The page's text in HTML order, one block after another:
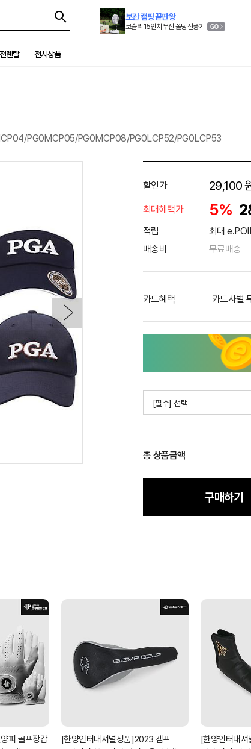
보관 캠핑 끝판왕
코슬리 15인치 무선 폴딩 선풍기
렌탈 전시상품
PG0MCP05/PG0MCP08/PG0LCP52/PG0LCP53
할인가 29,100
최대혜택가
5%
적립 최대
배송비 무료배송
카드혜택 카드사별
[필수] 선택
총 상품금액
구매하기
피 골프장갑
[한양인터내셔널정품]2023 겜프
[한양인터내